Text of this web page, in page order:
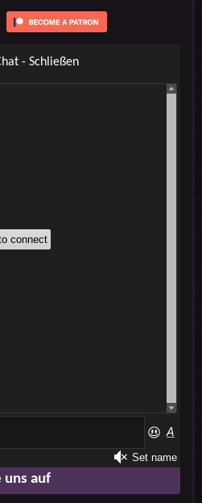
- Schließen
uns auf